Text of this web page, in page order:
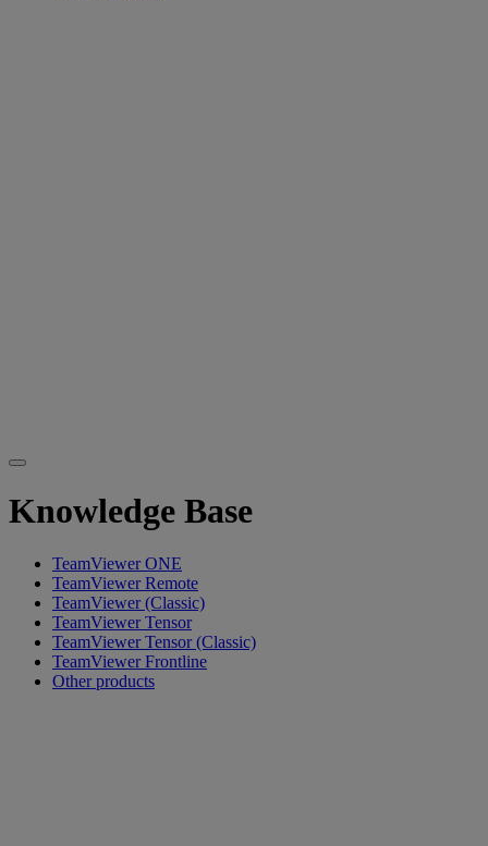
Knowledge Base
TeamViewer ONE
TeamViewer Remote
TeamViewer (Classic)
TeamViewer Tensor
TeamViewer Tensor (Classic)
TeamViewer Frontline
Other products